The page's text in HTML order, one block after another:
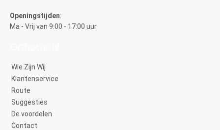
Openingstijden:
Ma - Vrij van 9:00 - 17:00 uur
Wie Zijn Wij
Klantenservice
Route
Suggesties
De voordelen
Contact